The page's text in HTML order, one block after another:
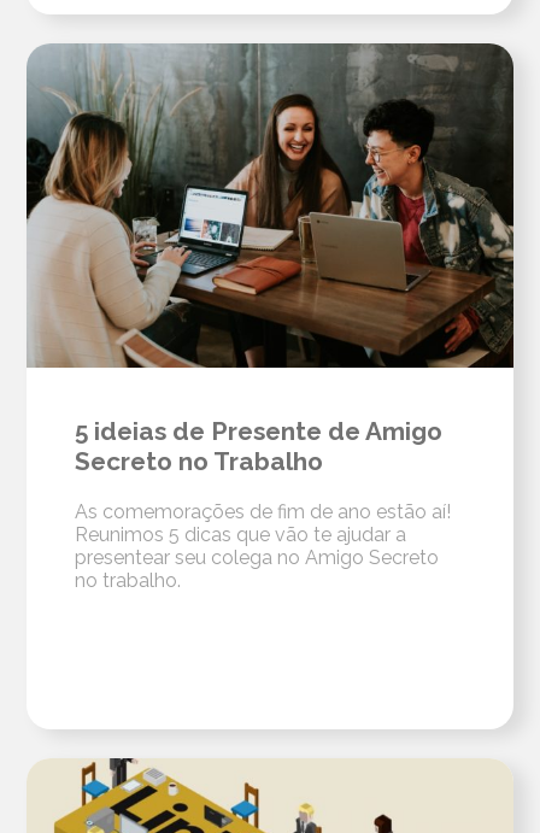
5 ideias de Presente de Amigo
Secreto no Trabalho
As comemorações de fim de ano estão aí!
Reunimos 5 dicas que vão te ajudar a
presentear seu colega no Amigo Secreto
no trabalho.